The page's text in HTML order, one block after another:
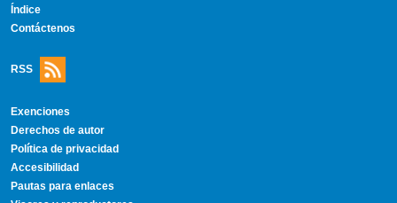
Índice
Contáctenos
RSS
Exenciones
Derechos de autor
Política de privacidad
Accesibilidad
Pautas para enlaces